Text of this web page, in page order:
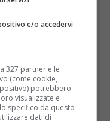
Limasi tiene in
Sara Sampaio
, mentre
con ilTrx, ossia
corde elastiche, e
e/o accedervi
327 partner e le
(come cookie,
potrebbero
visualizzate e
specifico da questo
dati di